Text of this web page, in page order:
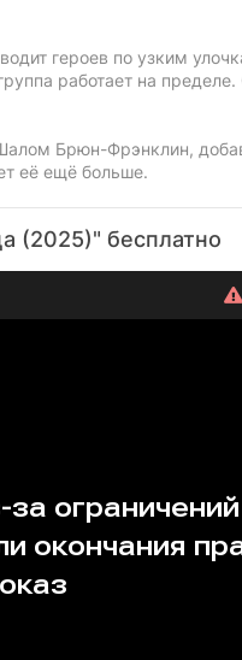
героев по узким
работает на
Брюн-Фрэнклин,
её ещё больше.
(2025)" бесплатно